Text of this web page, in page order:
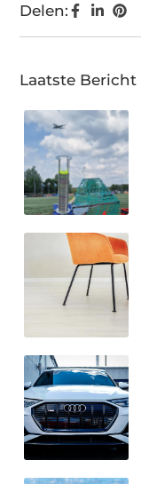
Delen:
Laatste Bericht